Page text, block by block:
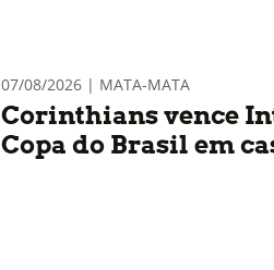
07/08/2026 | MATA-MATA
Corinthians vence
Copa do Brasil em